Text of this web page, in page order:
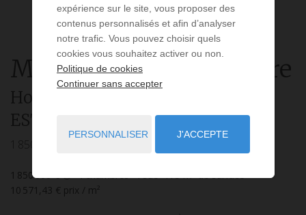
Maison6 pièces à vendre
Hossegor
ESTORIL II
1 850 000 €
10 571,43 € prix / m²
expérience sur le site, vous proposer des
contenus personnalisés et afin d’analyser
notre trafic. Vous pouvez choisir quels
cookies vous souhaitez activer ou non.
Politique de cookies
Continuer sans accepter
PERSONNALISER J'ACCEPTE